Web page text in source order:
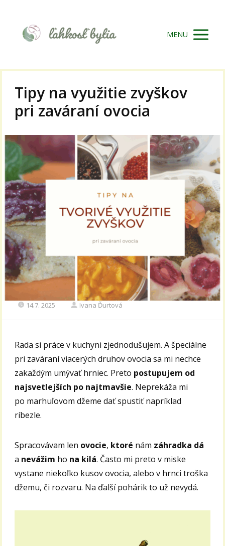
MENU
Tipy na využitie zvyškov
pri zaváraní ovocia
14.7. 2025 Ivana Ďurtová
Rada si práce v kuchyni zjednodušujem. A špeciálne
pri zaváraní viacerých druhov ovocia sa mi nechce
zakaždým umývať hrniec. Preto postupujem od
najsvetlejších po najtmavšie. Neprekáža mi
po marhuľovom džeme dať spustiť napríklad
ríbezle.
Spracovávam len ovocie, ktoré nám záhradka dá
a nevážim ho na kilá. Často mi preto v miske
vystane niekoľko kusov ovocia, alebo v hrnci troška
džemu, či rozvaru. Na ďalší pohárik to už nevydá.